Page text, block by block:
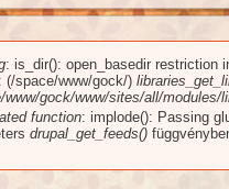
: is_dir(): open_basedir restriction
(/space/www/gock/)
www/gock/www/sites/all/modules/
function: implode(): Passing
drupal_get_feeds()